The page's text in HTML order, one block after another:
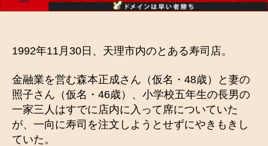
1992年11月30日、天理市内のとある寿司店。
金融業を営む森本正成さん（仮名・48歳）と妻の
照子さん（仮名・46歳）、小学校五年生の長男の
一家三人はすでに店内に入って席についていた
が、一向に寿司を注文しようとせずにやきもきし
ていた。